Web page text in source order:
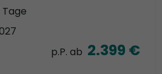
Tage
p.P. ab 2.399 €